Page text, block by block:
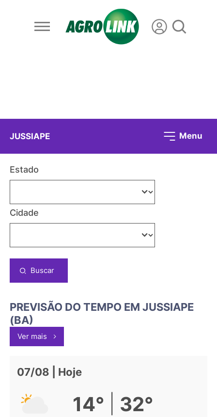
JUSSIAPE Menu
Estado
Cidade
Buscar
PREVISÃO DO TEMPO EM JUSSIAPE
(BA)
Ver mais
07/08 | Hoje
14° 32°